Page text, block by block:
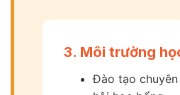
3. Môi trường
Đào tạo chuyên